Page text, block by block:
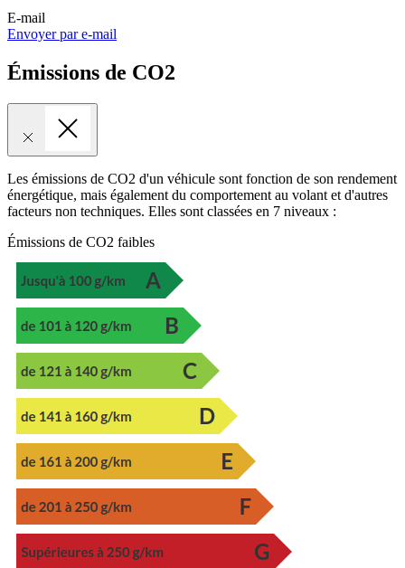
E-mail
Envoyer par e-mail
Émissions de CO2
Les émissions de CO2 d'un véhicule sont fonction de son rendement
énergétique, mais également du comportement au volant et d'autres
facteurs non techniques. Elles sont classées en 7 niveaux :
Émissions de CO2 faibles